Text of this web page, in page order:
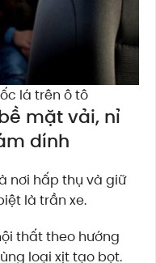
lá trên ô tô
mặt vải, nỉ
dính
nơi hấp thụ và giữ
là trần xe.
thất theo hướng
loại xịt tạo bọt.